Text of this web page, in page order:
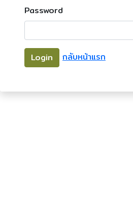
Password
Login กลับหน้าแรก